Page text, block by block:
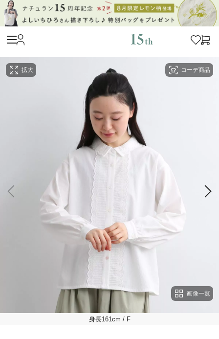
コーデ商品
拡大
画像一覧
身長161cm / F